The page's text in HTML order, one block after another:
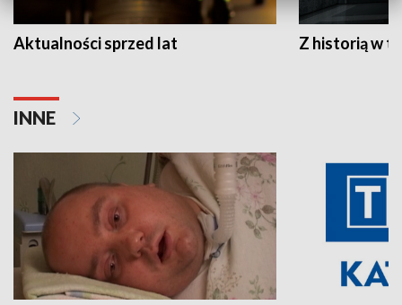
Aktualności sprzed lat Z historią w
INNE